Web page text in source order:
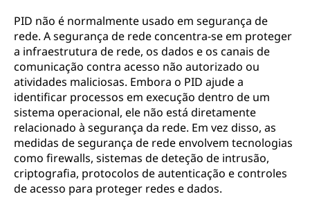
PID não é normalmente usado em segurança de
rede. A segurança de rede concentra-se em proteger
a infraestrutura de rede, os dados e os canais de
comunicação contra acesso não autorizado ou
atividades maliciosas. Embora o PID ajude a
identificar processos em execução dentro de um
sistema operacional, ele não está diretamente
relacionado à segurança da rede. Em vez disso, as
medidas de segurança de rede envolvem tecnologias
como firewalls, sistemas de deteção de intrusão,
criptografia, protocolos de autenticação e controles
de acesso para proteger redes e dados.